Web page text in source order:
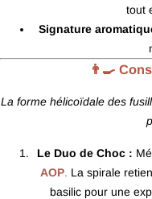
tout
Signature
👨‍🍳
La forme hélicoïdale des
Le Duo de Choc :
AOP. La spirale
basilic pour une